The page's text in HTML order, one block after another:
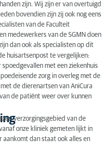
zijn. Wij zijn er van overtuigd
bovendien zijn zij ook nog eens
van de Faculteit
medewerkers van de SGMN doen
dan ook als specialisten op dit
huisartsenpost te vergelijken:
met een ziekenhuis
zorg in overleg met de
de dierenartsen van AniCura
de patiënt weer over kunnen
verzorgingsgebied van de
onze kliniek gemeten lijkt in
aankomt dan staat ook alles en